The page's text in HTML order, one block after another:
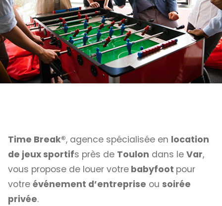
Time Break®, agence spécialisée en location
de jeux sportifs près de Toulon dans le Var,
vous propose de louer votre babyfoot pour
votre événement d’entreprise ou soirée
privée.